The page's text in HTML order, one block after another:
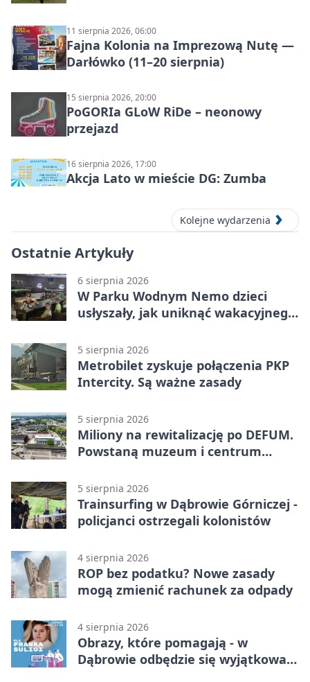
11 sierpnia 2026, 06:00
Fajna Kolonia na Imprezową Nutę —
Darłówko (11–20 sierpnia)
15 sierpnia 2026, 20:00
PoGORIa GLoW RiDe – neonowy
przejazd
16 sierpnia 2026, 17:00
Akcja Lato w mieście DG: Zumba
Kolejne wydarzenia
Ostatnie Artykuły
6 sierpnia 2026
W Parku Wodnym Nemo dzieci
usłyszały, jak uniknąć wakacyjnego
5 sierpnia 2026
Metrobilet zyskuje połączenia PKP
Intercity. Są ważne zasady
5 sierpnia 2026
Miliony na rewitalizację po DEFUM.
Powstaną muzeum i centrum
5 sierpnia 2026
Trainsurfing w Dąbrowie Górniczej -
policjanci ostrzegali kolonistów
4 sierpnia 2026
ROP bez podatku? Nowe zasady
mogą zmienić rachunek za odpady
4 sierpnia 2026
Obrazy, które pomagają - w
Dąbrowie odbędzie się wyjątkowa